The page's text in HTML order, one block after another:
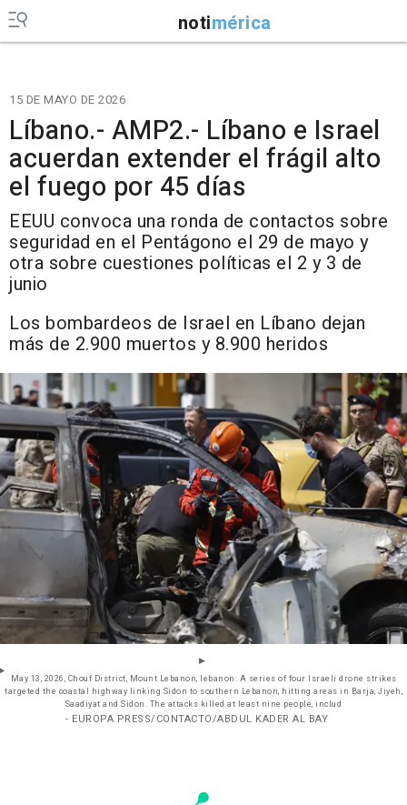
notimérica
15 DE MAYO DE 2026
Líbano.- AMP2.- Líbano e Israel
acuerdan extender el frágil alto
el fuego por 45 días
EEUU convoca una ronda de contactos sobre
seguridad en el Pentágono el 29 de mayo y
otra sobre cuestiones políticas el 2 y 3 de
junio
Los bombardeos de Israel en Líbano dejan
más de 2.900 muertos y 8.900 heridos
May 13, 2026, Chouf District, Mount Lebanon, lebanon: A series of four Israeli drone strikes
targeted the coastal highway linking Sidon to southern Lebanon, hitting areas in Barja, Jiyeh,
Saadiyat and Sidon. The attacks killed at least nine people, includ
- EUROPA PRESS/CONTACTO/ABDUL KADER AL BAY